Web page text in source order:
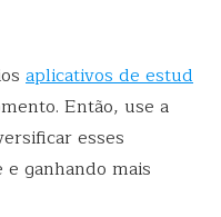
aplicativos de estud
Então, use a
esses
ganhando mais